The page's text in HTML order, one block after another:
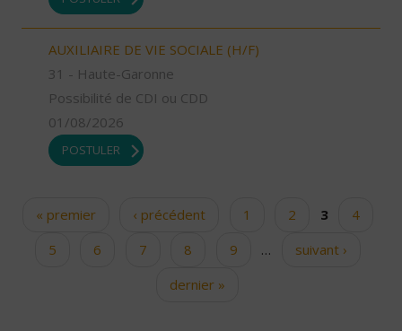
AUXILIAIRE DE VIE SOCIALE (H/F)
31 - Haute-Garonne
Possibilité de CDI ou CDD
01/08/2026
POSTULER
Pages« premier ‹ précédent 1 2 3
4
5
6 7 8 9 …
suivant ›
dernier »